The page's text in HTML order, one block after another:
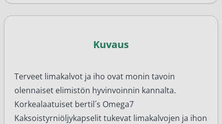
Kuvaus
Terveet limakalvot ja iho ovat monin tavoin
olennaiset elimistön hyvinvoinnin kannalta.
Korkealaatuiset bertil´s Omega7
Kaksoistyrniöljykapselit tukevat limakalvojen ja ihon